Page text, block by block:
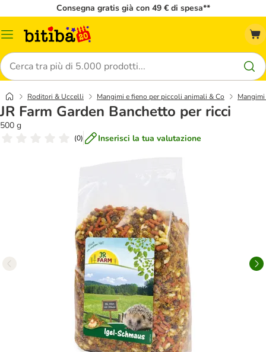
Consegna gratis già con 49 € di spesa**
Overview
Cerca
Roditori & Uccelli Mangimi e fieno per piccoli animali & Co
JR Farm Garden Banchetto per ricci
500 g
(0) Inserisci la tua valutazione